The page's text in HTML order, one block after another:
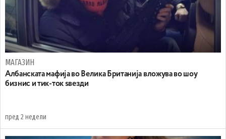
МАГАЗИН
Aлбанската мафија во Велика Британија вложува во шоу
бизнис и тик-ток ѕвезди
пред 2 недели